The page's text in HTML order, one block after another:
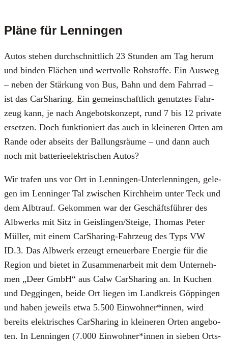
Pläne für Lenningen
Autos ste­hen durch­schnitt­lich 23 Stun­den am Tag her­um
und bin­den Flä­chen und wert­vol­le Roh­stof­fe. Ein Aus­weg
– neben der Stär­kung von Bus, Bahn und dem Fahr­rad –
ist das Car­Sha­ring. Ein gemein­schaft­lich genutz­tes Fahr­
zeug kann, je nach Ange­bots­kon­zept, rund 7 bis 12 pri­va­te
erset­zen. Doch funk­tio­niert das auch in klei­ne­ren Orten am
Ran­de oder abseits der Bal­lungs­räu­me – und dann auch
noch mit bat­te­rie­elek­tri­schen Autos?
Wir tra­fen uns vor Ort in Len­nin­gen-Unter­len­nin­gen, gele­
gen im Len­nin­ger Tal zwi­schen Kirch­heim unter Teck und
dem Alb­trauf. Gekom­men war der Geschäfts­füh­rer des
Alb­werks mit Sitz in Geislingen/Steige, Tho­mas Peter
Mül­ler, mit einem Car­Sha­ring-Fahr­zeug des Typs VW
ID.3. Das Alb­werk erzeugt erneu­er­ba­re Ener­gie für die
Regi­on und bie­tet in Zusam­men­ar­beit mit dem Unter­neh­
men „Deer GmbH“ aus Calw Car­Sha­ring an. In Kuchen
und Deggin­gen, bei­de Ort lie­gen im Land­kreis Göp­pin­gen
und haben jeweils etwa 5.500 Einwohner*innen, wird
bereits elek­tri­sches Car­Sha­ring in klei­ne­ren Orten ange­bo­
ten. In Len­nin­gen (7.000 Einwohner*innen in sie­ben Orts­